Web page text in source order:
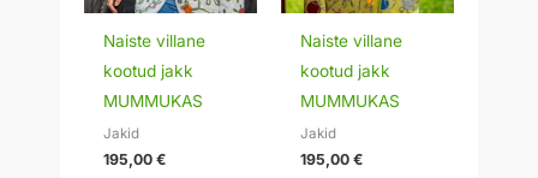
Naiste villane
kootud jakk
MUMMUKAS
Jakid
195,00€
Naiste villane
kootud jakk
MUMMUKAS
Jakid
195,00€